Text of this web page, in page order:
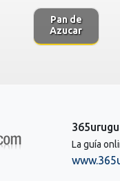
Pan de
Azucar
La guía